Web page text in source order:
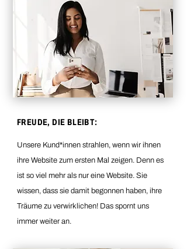
FREUDE, DIE BLEIBT:
Unsere Kund*innen strahlen, wenn wir ihnen
ihre Website zum ersten Mal zeigen. Denn es
ist so viel mehr als nur eine Website. Sie
wissen, dass sie damit begonnen haben, ihre
Träume zu verwirklichen! Das spornt uns
immer weiter an.